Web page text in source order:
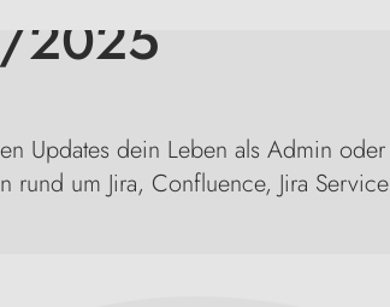
2025
Updates dein Leben als Admin oder
rund um Jira, Confluence, Jira Service